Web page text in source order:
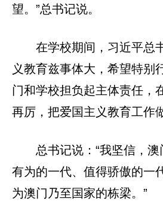
望。”总书记说。
在学校期间，习近平总
义教育兹事体大，希望特别
门和学校担负起主体责任，
再厉，把爱国主义教育工作
总书记说：“我坚信，
有为的一代、值得骄傲的一
为澳门乃至国家的栋梁。”